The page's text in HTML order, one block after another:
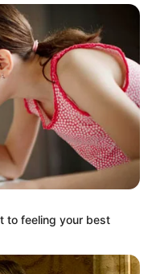
to feeling your best